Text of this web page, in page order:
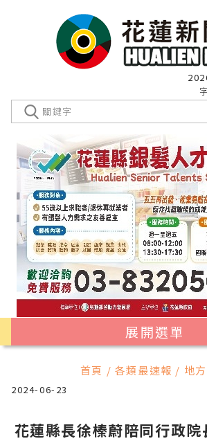
展開選單
首頁 / 各類最速報 / 地
2024-06-23
花蓮縣長徐榛蔚陪同行政院